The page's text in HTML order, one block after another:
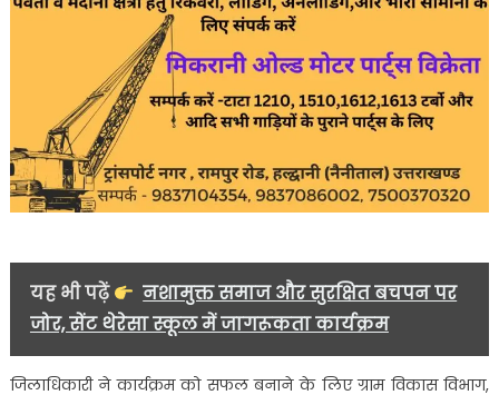
यह भी पढ़ें
नशामुक्त समाज और सुरक्षित बचपन पर
जोर, सेंट थेरेसा स्कूल में जागरूकता कार्यक्रम
जिलाधिकारी ने कार्यक्रम को सफल बनाने के लिए ग्राम विकास विभाग,